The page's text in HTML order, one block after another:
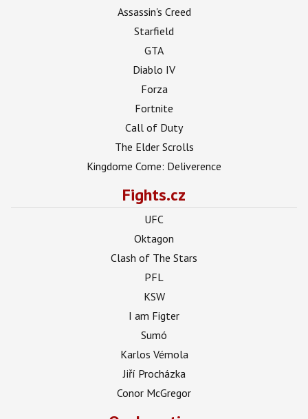
Assassin's Creed
Starfield
GTA
Diablo IV
Forza
Fortnite
Call of Duty
The Elder Scrolls
Kingdome Come: Deliverence
Fights.cz
UFC
Oktagon
Clash of The Stars
PFL
KSW
I am Figter
Sumó
Karlos Vémola
Jiří Procházka
Conor McGregor